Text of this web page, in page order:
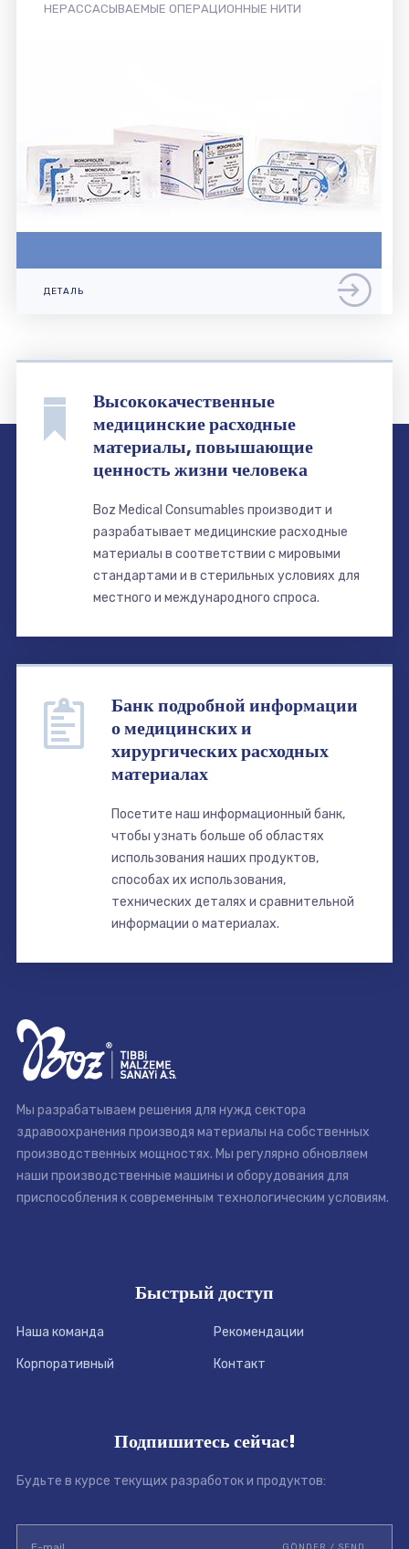
НЕРАССАСЫВАЕМЫЕ ОПЕРАЦИОННЫЕ НИТИ
ДЕТАЛЬ
Высококачественные
медицинские расходные
материалы, повышающие
ценность жизни человека
Boz Medical Consumables производит и
разрабатывает медицинские расходные
материалы в соответствии с мировыми
стандартами и в стерильных условиях для
местного и международного спроса.
Банк подробной информации
о медицинских и
хирургических расходных
материалах
Посетите наш информационный банк,
чтобы узнать больше об областях
использования наших продуктов,
способах их использования,
технических деталях и сравнительной
информации о материалах.
Мы разрабатываем решения для нужд сектора
здравоохранения производя материалы на собственных
производственных мощностях. Мы регулярно обновляем
наши производственные машины и оборудования для
приспособления к современным технологическим условиям.
Быстрый доступ
Наша команда Рекомендации
Корпоративный Контакт
Подпишитесь сейчас!
Будьте в курсе текущих разработок и продуктов: